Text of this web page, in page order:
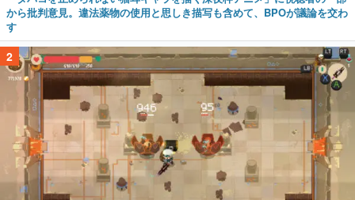
から批判意見。違法薬物の使用と思しき描写も含めて、BPOが議論を交わ
す
2